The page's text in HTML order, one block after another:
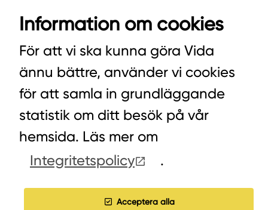
BOX 100
342 21 ALVESTA
VÄXEL HUVUDKONTORET: 0472-439 00
VÄXEL PELLETS/STALLSTRÖ: 0393-216 50
HITTA INKÖPARE
COOKIES
JOBBA HOS OSS
Information om cookies
För att vi ska kunna göra Vida
ännu bättre, använder vi cookies
för att samla in grundläggande
statistik om ditt besök på vår
hemsida. Läs mer om
Integritetspolicy
.
Acceptera alla